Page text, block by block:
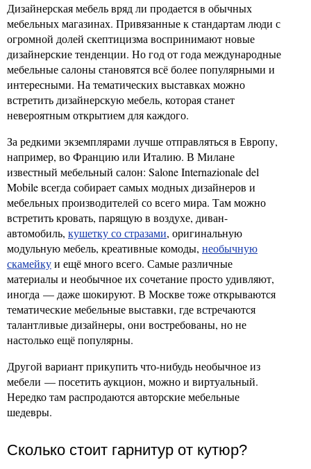
Дизайнерская мебель вряд ли продается в обычных
мебельных магазинах. Привязанные к стандартам люди с
огромной долей скептицизма воспринимают новые
дизайнерские тенденции. Но год от года международные
мебельные салоны становятся всё более популярными и
интересными. На тематических выставках можно
встретить дизайнерскую мебель, которая станет
невероятным открытием для каждого.
За редкими экземплярами лучше отправляться в Европу,
например, во Францию или Италию. В Милане
известный мебельный салон: Salone Internazionale del
Mobile всегда собирает самых модных дизайнеров и
мебельных производителей со всего мира. Там можно
встретить кровать, парящую в воздухе, диван-
автомобиль, кушетку со стразами, оригинальную
модульную мебель, креативные комоды, необычную
скамейкуи ещё много всего. Самые различные
материалы и необычное их сочетание просто удивляют,
иногда — даже шокируют. В Москве тоже открываются
тематические мебельные выставки, где встречаются
талантливые дизайнеры, они востребованы, но не
настолько ещё популярны.
Другой вариант прикупить что-нибудь необычное из
мебели — посетить аукцион, можно и виртуальный.
Нередко там распродаются авторские мебельные
шедевры.
Сколько стоит гарнитур от кутюр?